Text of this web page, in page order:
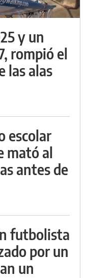
y un
rompió el
las alas
escolar
mató al
antes de
futbolista
por un
un